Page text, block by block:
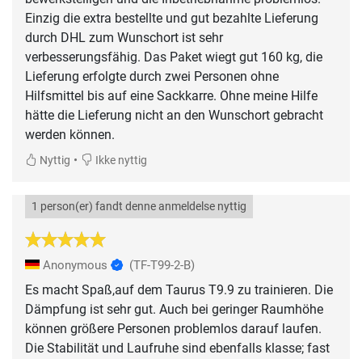
Einzig die extra bestellte und gut bezahlte Lieferung
durch DHL zum Wunschort ist sehr
verbesserungsfähig. Das Paket wiegt gut 160 kg, die
Lieferung erfolgte durch zwei Personen ohne
Hilfsmittel bis auf eine Sackkarre. Ohne meine Hilfe
hätte die Lieferung nicht an den Wunschort gebracht
werden können.
Nyttig • Ikke nyttig
1 person(er) fandt denne anmeldelse nyttig
Anonymous (TF-T99-2-B)
Es macht Spaß,auf dem Taurus T9.9 zu trainieren. Die
Dämpfung ist sehr gut. Auch bei geringer Raumhöhe
können größere Personen problemlos darauf laufen.
Die Stabilität und Laufruhe sind ebenfalls klasse; fast